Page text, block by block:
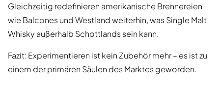
Gleichzeitig redefinieren amerikanische Brennereien
wie Balcones und Westland weiterhin, was Single Malt
Whisky außerhalb Schottlands sein kann.
Fazit: Experimentieren ist kein Zubehör mehr – es ist zu
einem der primären Säulen des Marktes geworden.